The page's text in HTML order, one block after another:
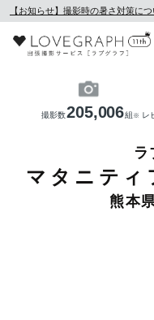
【お知らせ】撮影時の暑さ対策につ
撮影数205,006組 ※ レ
ラ
マタニティ
熊本